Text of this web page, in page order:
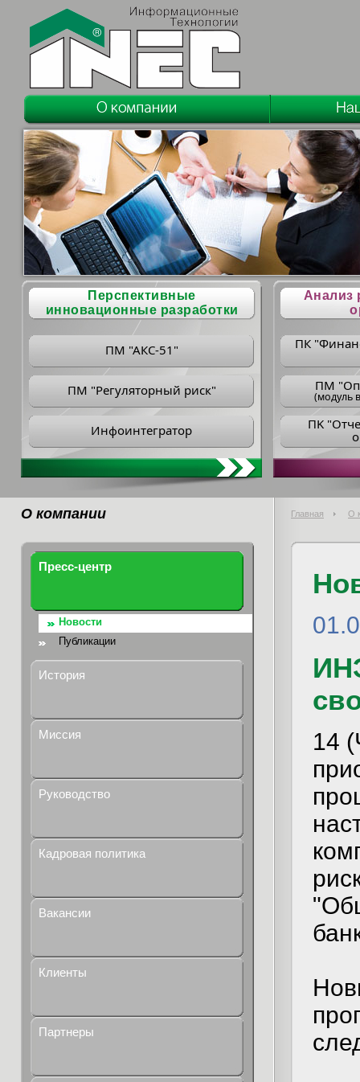
Перспективные
инновационные разработки
ПМ "АКС-51"
ПМ "Регуляторный риск"
Инфоинтегратор
Анализ
ПК
ПM
(модуль
ПK
О компании Главная О
Пресс-центр
Новости
Публикации
История
Миссия
Руководство
Кадровая политика
Вакансии
Клиенты
Партнеры
14